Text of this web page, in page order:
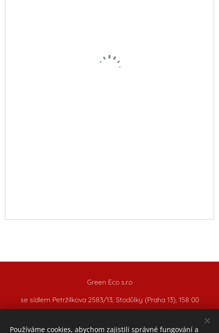
Green Eco s.r.o
se sídlem Petržílkova 2583/13, Stodůlky (Praha 13), 158 00
Používáme cookies, abychom zajistili správné fungování a